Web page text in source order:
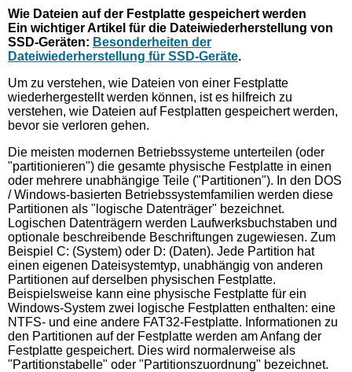
Wie Dateien auf der Festplatte gespeichert werden
Ein wichtiger Artikel für die Dateiwiederherstellung von
SSD-Geräten: Besonderheiten der
Dateiwiederherstellung für SSD-Geräte.
Um zu verstehen, wie Dateien von einer Festplatte
wiederhergestellt werden können, ist es hilfreich zu
verstehen, wie Dateien auf Festplatten gespeichert werden,
bevor sie verloren gehen.
Die meisten modernen Betriebssysteme unterteilen (oder
"partitionieren") die gesamte physische Festplatte in einen
oder mehrere unabhängige Teile ("Partitionen"). In den DOS
/ Windows-basierten Betriebssystemfamilien werden diese
Partitionen als "logische Datenträger" bezeichnet.
Logischen Datenträgern werden Laufwerksbuchstaben und
optionale beschreibende Beschriftungen zugewiesen. Zum
Beispiel C: (System) oder D: (Daten). Jede Partition hat
einen eigenen Dateisystemtyp, unabhängig von anderen
Partitionen auf derselben physischen Festplatte.
Beispielsweise kann eine physische Festplatte für ein
Windows-System zwei logische Festplatten enthalten: eine
NTFS- und eine andere FAT32-Festplatte. Informationen zu
den Partitionen auf der Festplatte werden am Anfang der
Festplatte gespeichert. Dies wird normalerweise als
"Partitionstabelle" oder "Partitionszuordnung" bezeichnet.